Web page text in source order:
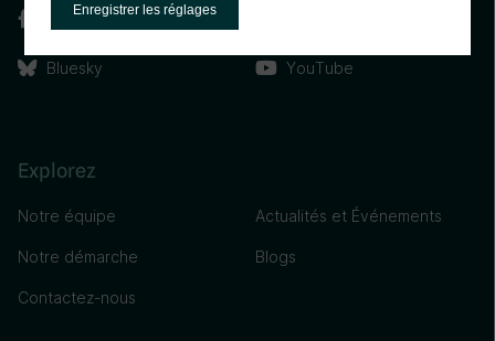
Facebook
Bluesky YouTube
Explorez
Notre équipe
Notre démarche
Contactez-nous
Actualités et Événements
Blogs
Enregistrer les réglages